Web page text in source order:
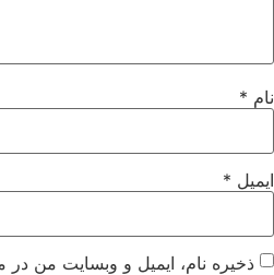
نام *
ایمیل *
ذخیره نام، ایمیل و وبسایت من